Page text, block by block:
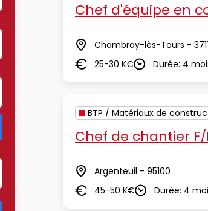
Supprimer le critère BTP / Matériaux de
Chef d'équipe en
Lieu Chambray-lès-Tours -
Salaire25-30 K€DuréeDurée: 4
BTP / Matériaux de
Chef de chantier F/
Lieu Argenteuil - 95100
Salaire45-50 K€DuréeDurée: 4